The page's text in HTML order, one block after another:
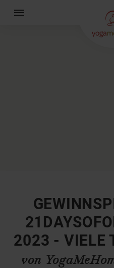
2023 - VIELE
von